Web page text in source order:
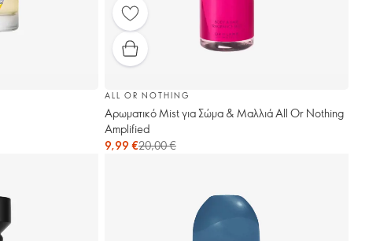
ALL OR NOTHING
Αρωματικό Mist για Σώμα & Μαλλιά All Or Nothing
Amplified
9,99 €20,00 €